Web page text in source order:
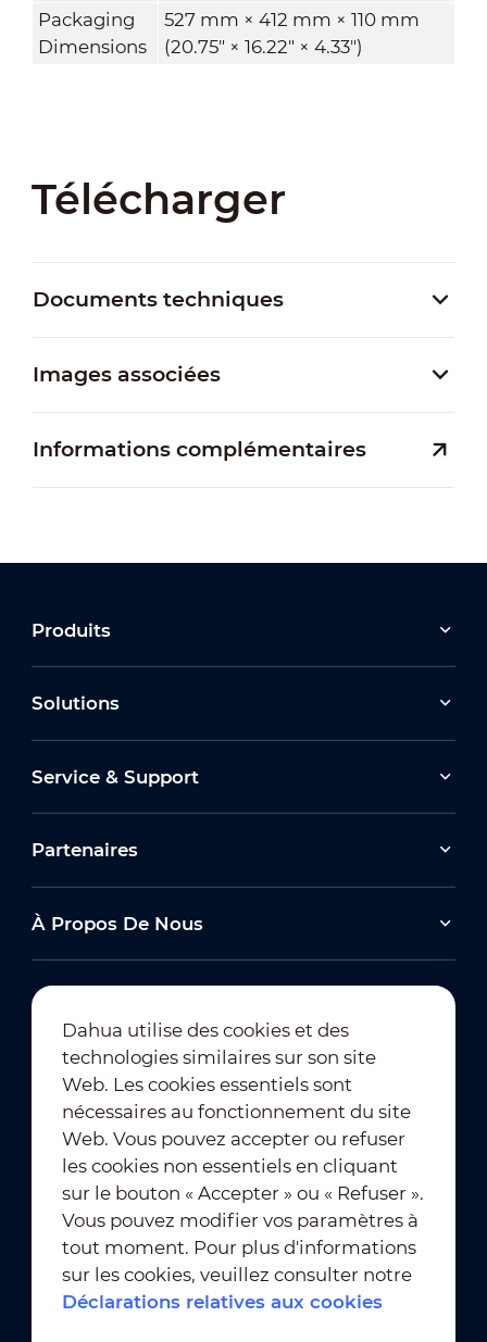
Packaging
Dimensions
527 mm × 412 mm × 110 mm
(20.75" × 16.22" × 4.33")
Télécharger
Documents techniques
Images associées
Informations complémentaires
Produits
Solutions
Service & Support
Partenaires
À Propos De Nous
Abonnement à la newsletter
Conditions d'utilisation
｜
Conformité en matière de confidentialité
Dahua utilise des cookies et des
technologies similaires sur son site
Web. Les cookies essentiels sont
nécessaires au fonctionnement du site
Web. Vous pouvez accepter ou refuser
les cookies non essentiels en cliquant
sur le bouton « Accepter » ou « Refuser ».
Vous pouvez modifier vos paramètres à
tout moment. Pour plus d'informations
sur les cookies, veuillez consulter notre
Déclarations relatives aux cookies